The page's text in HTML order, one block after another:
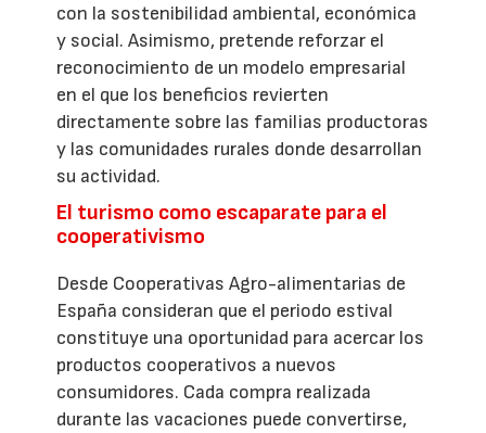
con la sostenibilidad ambiental, económica
y social. Asimismo, pretende reforzar el
reconocimiento de un modelo empresarial
en el que los beneficios revierten
directamente sobre las familias productoras
y las comunidades rurales donde desarrollan
su actividad.
El turismo como escaparate para el
cooperativismo
Desde Cooperativas Agro-alimentarias de
España consideran que el periodo estival
constituye una oportunidad para acercar los
productos cooperativos a nuevos
consumidores. Cada compra realizada
durante las vacaciones puede convertirse,